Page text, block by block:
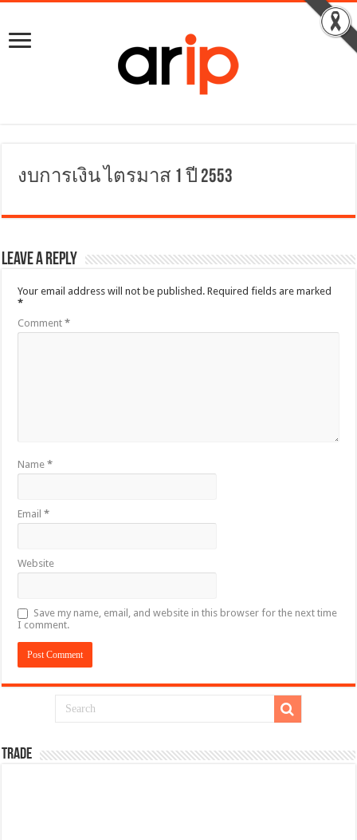
งบการเงิน ไตรมาส 1 ปี 2553
Leave a Reply
Your email address will not be published. Required fields are marked
*
Comment*
Name*
Email*
Website
Save my name, email, and website in this browser for the next time
I comment.
TRADE